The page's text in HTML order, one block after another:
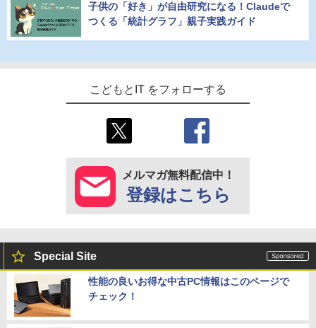
子供の「好き」が自由研究になる！Claudeで
つくる「統計グラフ」親子実践ガイド
こどもとIT をフォローする
メルマガ無料配信中！
登録はこちら
Special Site
性能の良いお得な中古PC情報はこのページで
チェック！